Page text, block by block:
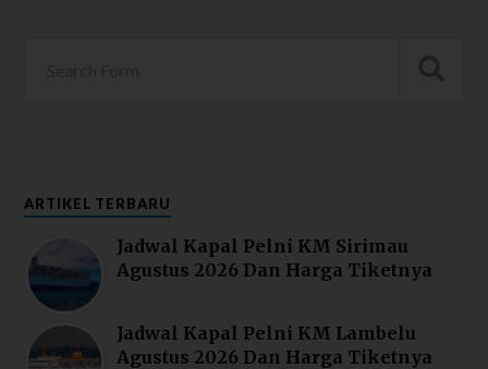
ARTIKEL TERBARU
Jadwal Kapal Pelni KM Sirimau
Agustus 2026 Dan Harga Tiketnya
Jadwal Kapal Pelni KM Lambelu
Agustus 2026 Dan Harga Tiketnya